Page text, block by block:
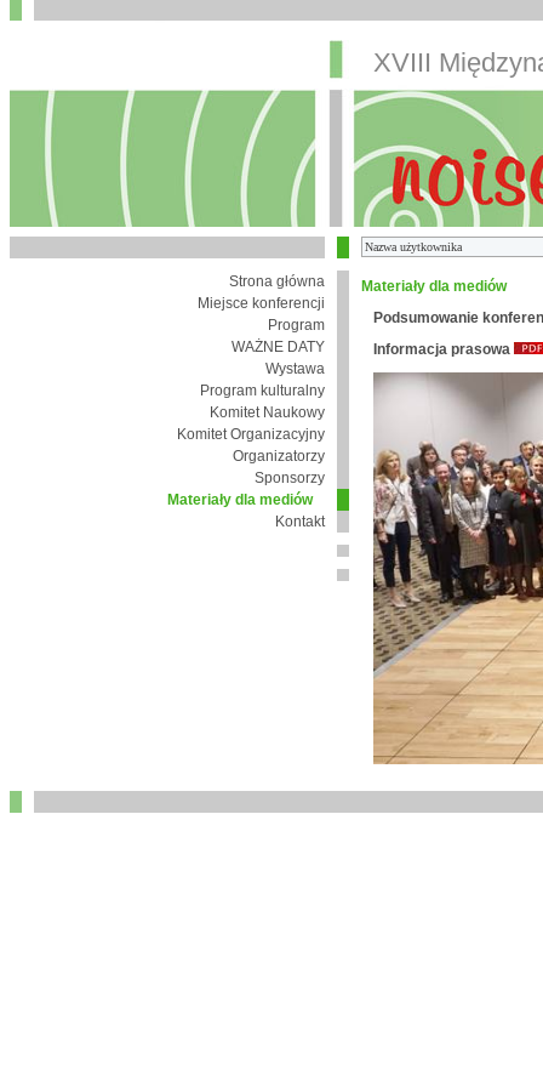
XVIII
Strona główna
Miejsce konferencji
Program
WAŻNE DATY
Wystawa
Program kulturalny
Komitet Naukowy
Komitet Organizacyjny
Organizatorzy
Sponsorzy
Materiały dla mediów
Kontakt
Materiały dla mediów
Podsumowanie
Informacja prasowa